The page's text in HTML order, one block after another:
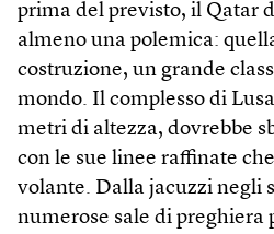
prima del previsto, il Qatar
almeno una polemica:
costruzione, un grande
mondo. Il complesso di
metri di altezza, dovrebbe
con le sue linee raffinate
volante. Dalla jacuzzi negli
numerose sale di